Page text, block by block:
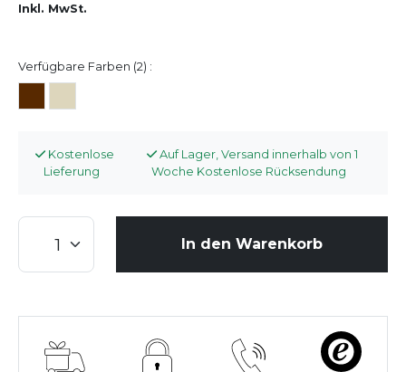
Inkl. MwSt.
Verfügbare Farben (2) :
Kostenlose
Lieferung
Auf Lager, Versand innerhalb von 1
Woche Kostenlose Rücksendung
In den Warenkorb